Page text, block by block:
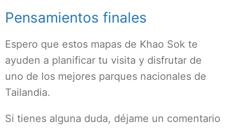
Pensamientos finales
Espero que estos mapas de Khao Sok te
ayuden a planificar tu visita y disfrutar de
uno de los mejores parques nacionales de
Tailandia.
Si tienes alguna duda, déjame un comentario